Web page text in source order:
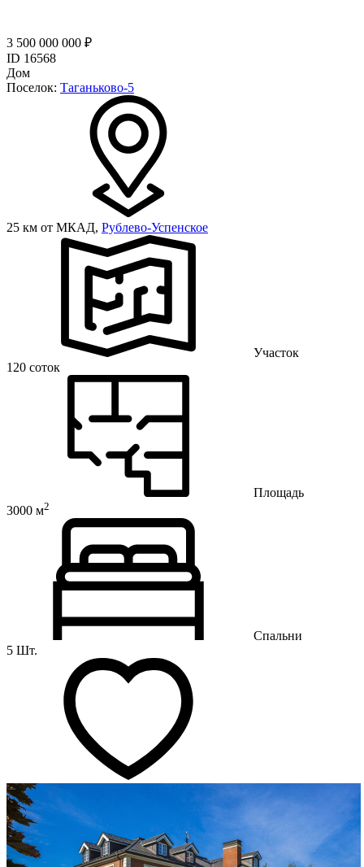
3 500 000 000 ₽
ID 16568
Дом
Поселок: Таганьково-5
25 км от МКАД, Рублево-Успенское
Участок
120 соток
Площадь
3000 м2
Спальни
5 Шт.